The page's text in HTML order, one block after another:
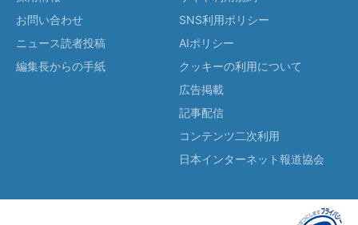
お問い合わせ
ニュース読者投稿
編集長からの手紙
SNS利用ポリシー
AIポリシー
クッキーの利用について
広告掲載
記事配信
コンテンツ二次利用
日本インターネット報道協会